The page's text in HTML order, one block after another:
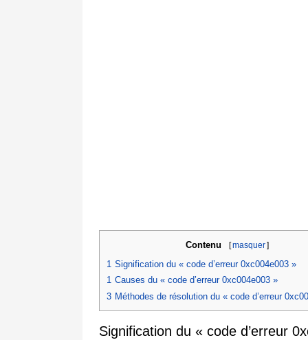
Contenu [masquer]
1 Signification du « code d’erreur 0xc004e003 »
1 Causes du « code d’erreur 0xc004e003 »
3 Méthodes de résolution du « code d’erreur
Signification du « code d’erreur